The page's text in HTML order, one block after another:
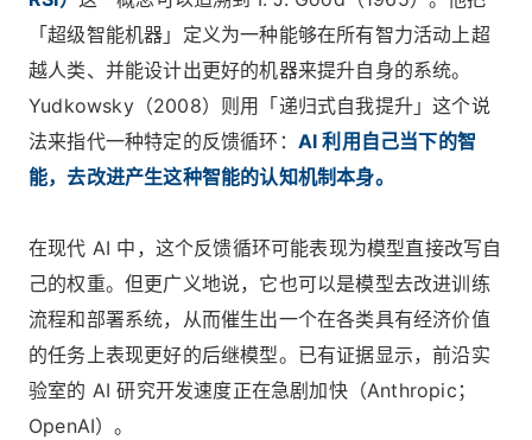
「超级智能机器」定义为一种能够在所有智力活动上超
越人类、并能设计出更好的机器来提升自身的系统。
Yudkowsky（2008）则用「递归式自我提升」这个说
法来指代一种特定的反馈循环： AI 利用自己当下的智
能，去改进产生这种智能的认知机制本身。
在现代 AI 中，这个反馈循环可能表现为模型直接改写自
己的权重。但更广义地说，它也可以是模型去改进训练
流程和部署系统，从而催生出一个在各类具有经济价值
的任务上表现更好的后继模型。已有证据显示，前沿实
验室的 AI 研究开发速度正在急剧加快（Anthropic；
OpenAI）。